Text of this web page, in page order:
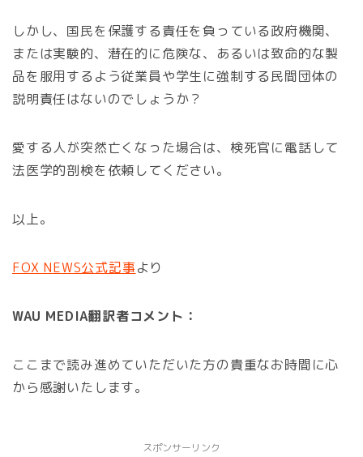
しかし、国民を保護する責任を負っている政府機関、
または実験的、潜在的に危険な、あるいは致命的な製
品を服用するよう従業員や学生に強制する民間団体の
説明責任はないのでしょうか？
愛する人が突然亡くなった場合は、検死官に電話して
法医学的剖検を依頼してください。
以上。
FOX NEWS公式記事より
WAU MEDIA翻訳者コメント：
ここまで読み進めていただいた方の貴重なお時間に心
から感謝いたします。
スポンサーリンク